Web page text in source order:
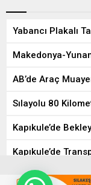
Yabancı Plakalı
Makedonya-
AB’de Araç
Sılayolu 80
Kapıkule’de
Kapıkule’de